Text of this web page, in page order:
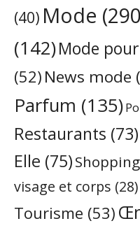
(40) Mode
(142)Mode
(52) News mode
Parfum (135)
Restaurants (73)
Elle (75)
visage et corps (28)
Tourisme (53)